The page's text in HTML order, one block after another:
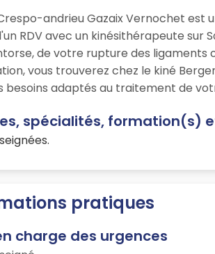
andrieu Gazaix Vernochet est
RDV avec un kinésithérapeute sur
de votre rupture des ligaments
vous trouverez chez le kiné
besoins adaptés au traitement de
spécialités, formation(s)
pratiques
charge des urgences